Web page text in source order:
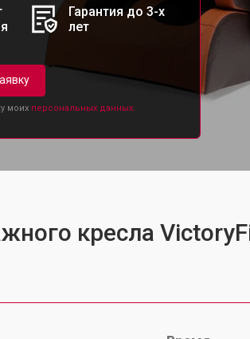
Гарантия до 3-х
лет
моих персональных данных.
кресла